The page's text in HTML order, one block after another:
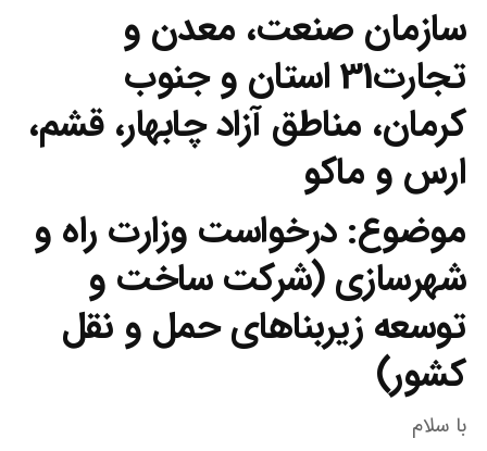
سازمان صنعت، معدن و
تجارت31 استان و جنوب
کرمان، مناطق آزاد چابهار، قشم،
ارس و ماکو
موضوع: درخواست وزارت راه و
شهرسازی (شرکت ساخت و
توسعه زیربناهای حمل و نقل
کشور)
با سلام